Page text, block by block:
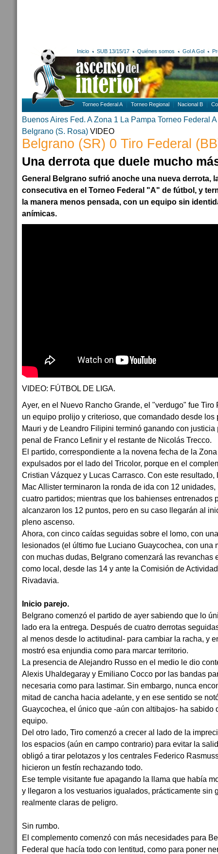
Inicio SUB 13/15/17 Quiénes somos Gol A Gol
Torneo Federal A Torneo Regional Nacional B
Buenos Aires Fed. A Zona 1 La Pampa Torneo Federal A
Belgrano (S. Rosa) VIDEO
Belgrano (SR) 0 Tiro Federal
Una derrota que duele mucho
General Belgrano sufrió anoche una nueva derrota,
consecutiva en el Torneo Federal "A" de fútbol, y
la manera menos pensada, con un equipo sin
anímicas.
VIDEO: FÚTBOL DE LIGA.
Ayer, en el Nuevo Rancho Grande, el "verdugo" fue
un equipo prolijo y criterioso, que comandado desde
Mauri y de Leandro Filipini terminó ganando con justicia
penal de Franco Lefinir y el restante de Nicolás Trecco.
El partido, correspondiente a la novena fecha de la
expulsados por el lado del Tricolor, porque en el
Cristian Vázquez y Lucas Carrasco. Con este
Mac Allister terminaron la ronda de ida con 12
cuatro partidos; mientras que los bahienses entrenados
alcanzaron los 12 puntos, pero en su caso llegarán al
pleno ascenso.
Ahora, con cinco caídas seguidas sobre el lomo, con
lesionados (el último fue Luciano Guaycochea, con una
con muchas dudas, Belgrano comenzará las revanchas
como local, desde las 14 y ante la Comisión de
Rivadavia.
Inicio parejo.
Belgrano comenzó el partido de ayer sabiendo que lo
lado era la entrega. Después de cuatro derrotas
al menos desde lo actitudinal- para cambiar la racha, y
mostró esa enjundia como para marcar territorio.
La presencia de Alejandro Russo en el medio le dio
Alexis Uhaldegaray y Emiliano Cocco por las bandas
necesaria como para lastimar. Sin embargo, nunca
mitad de cancha hacia adelante, y en ese sentido se
Guaycochea, el único que -aún con altibajos- ha sabido
equipo.
Del otro lado, Tiro comenzó a crecer al lado de la
los espacios (aún en campo contrario) para evitar la
obligó a tirar pelotazos y los centrales Federico
hicieron un festín rechazando todo.
Ese temple visitante fue apagando la llama que había
y llegaron a los vestuarios igualados, prácticamente sin
realmente claras de peligro.
Sin rumbo.
El complemento comenzó con más necesidades para
Federal que hacía todo con lentitud, como para poner